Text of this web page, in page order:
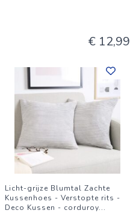
€ 12,99
Licht-grijze Blumtal Zachte
Kussenhoes - Verstopte rits -
Deco Kussen - corduroy...